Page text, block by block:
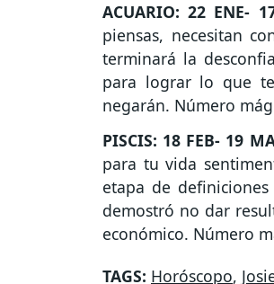
ACUARIO: 22 ENE-
piensas, necesitan
terminará la
para lograr lo que
negarán. Número
PISCIS: 18 FEB- 19
para tu vida
etapa de
demostró no dar
económico. Número
TAGS: Horóscopo,